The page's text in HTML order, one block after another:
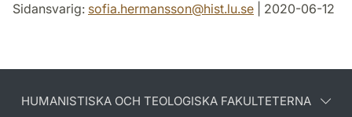
Sidansvarig: sofia.hermansson@hist.lu.se | 2020-06-12
HUMANISTISKA OCH TEOLOGISKA FAKULTETERNA